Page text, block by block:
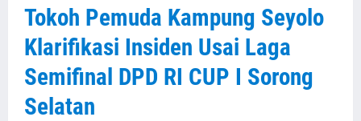
Tokoh Pemuda Kampung Seyolo
Klarifikasi Insiden Usai Laga
Semifinal DPD RI CUP I Sorong
Selatan